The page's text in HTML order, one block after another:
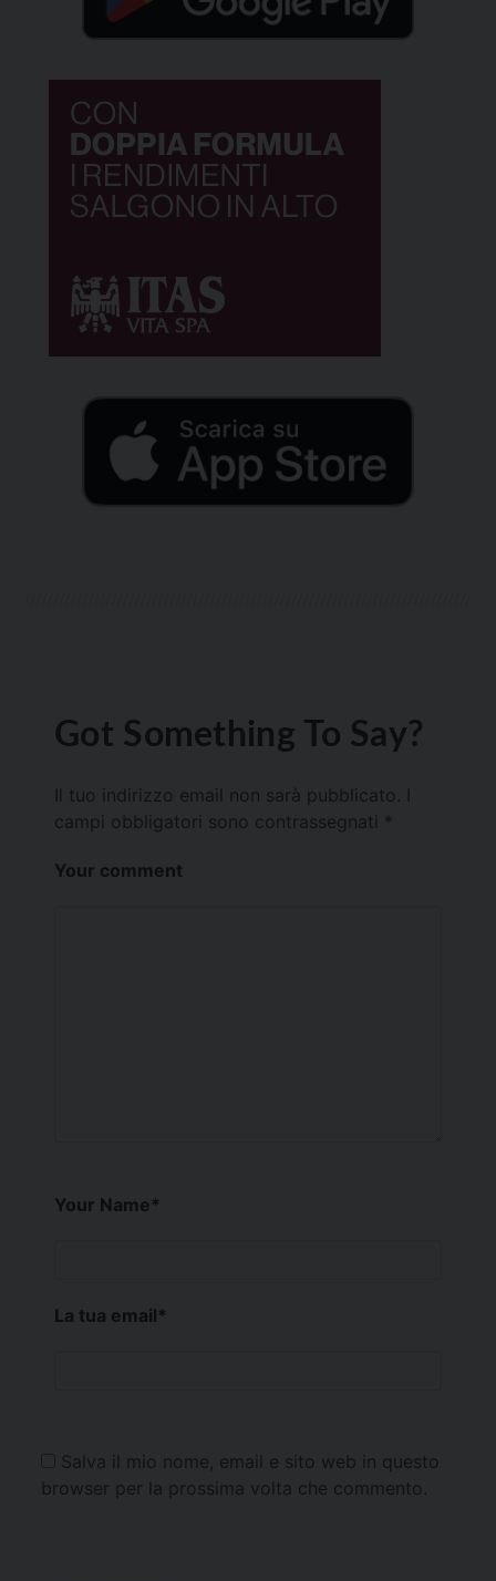
Got Something To Say?
Il tuo indirizzo email non sarà pubblicato.
campi obbligatori sono contrassegnati *
Your comment
Your Name*
La tua email*
Salva il mio nome, email e sito web in questo
browser per la prossima volta che commento.